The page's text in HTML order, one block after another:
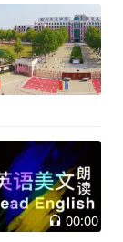
00:00